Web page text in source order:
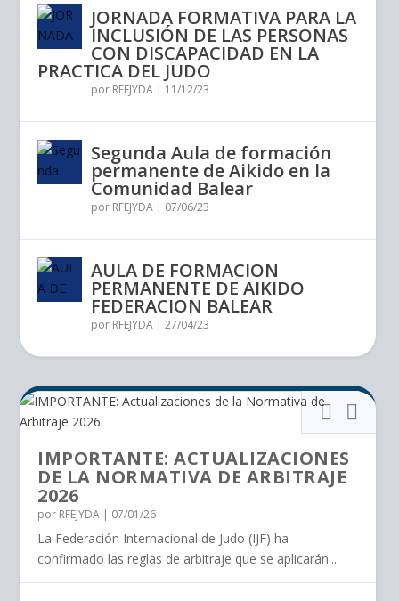
JORNADA FORMATIVA PARA LA
INCLUSIÓN DE LAS PERSONAS
CON DISCAPACIDAD EN LA
PRACTICA DEL JUDO
por RFEJYDA | 11/12/23
Segunda Aula de formación
permanente de Aikido en la
Comunidad Balear
por RFEJYDA | 07/06/23
AULA DE FORMACION
PERMANENTE DE AIKIDO
FEDERACION BALEAR
por RFEJYDA |27/04/23
IMPORTANTE: ACTUALIZACIONES
DE LA NORMATIVA DE ARBITRAJE
2026
por RFEJYDA | 07/01/26
La Federación Internacional de Judo (IJF) ha
confirmado las reglas de arbitraje que se aplicarán...